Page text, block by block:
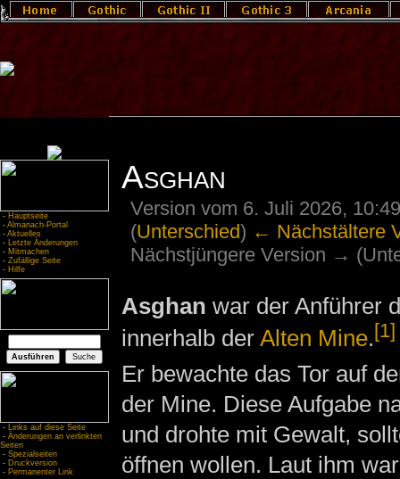
- Hauptseite
- Almanach-Portal
- Aktuelles
- Letzte Änderungen
- Mitmachen
- Zufällige Seite
- Hilfe
- Links auf diese Seite
- Änderungen an verlinkten
Seiten
- Spezialseiten
- Druckversion
- Permanenter Link
Asghan
Version vom 6. Juli 2026,
(Unterschied) ← Nächstältere
Nächstjüngere Version →
Asghan war der Anführer
innerhalb der Alten Mine.[1]
Er bewachte das Tor auf
der Mine. Diese Aufgabe
und drohte mit Gewalt,
öffnen wollen. Laut ihm